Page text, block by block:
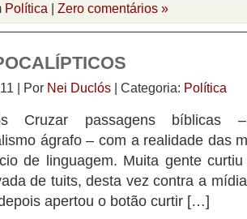
Política | Zero comentários »
| Por Nei Duclós | Categoria: Política
Cruzar passagens bíblicas
ágrafo – com a realidade das
de linguagem. Muita gente
de tuits, desta vez contra a
apertou o botão curtir […]